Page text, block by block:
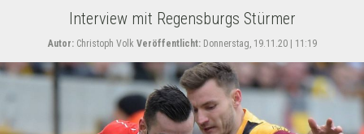
Interview mit Regensburgs Stürmer
Autor:Christoph Volk Veröffentlicht:Donnerstag, 19.11.20 | 11:19